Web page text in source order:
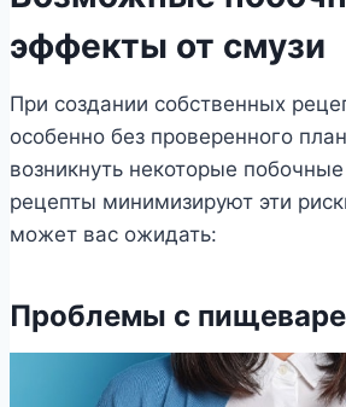
эффекты от смузи
При создании собственных
особенно без проверенного
возникнуть некоторые
рецепты минимизируют эти
может вас ожидать:
Проблемы с